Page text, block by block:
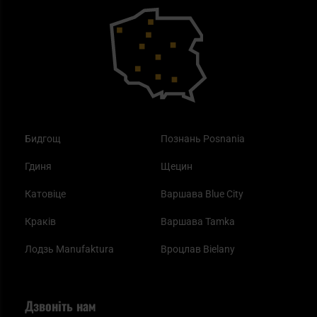
Бидгощ
Гдиня
Катовіце
Краків
Лодзь Manufaktura
Познань Posnania
Щецин
Варшава Blue City
Варшава Tamka
Вроцлав Bielany
Як працює маска від смогу?
Найкращі спальні мішки на осінь
Дзвоніть нам